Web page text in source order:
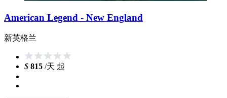
American Legend - New England
新英格兰
$ 815 /天 起